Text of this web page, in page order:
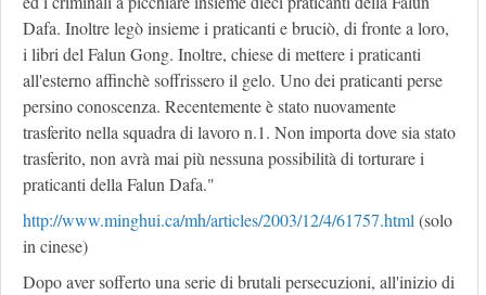
Dafa. Inoltre legò insieme i praticanti e bruciò, di fronte a loro,
i libri del Falun Gong. Inoltre, chiese di mettere i praticanti
all'esterno affinchè soffrissero il gelo. Uno dei praticanti perse
persino conoscenza. Recentemente è stato nuovamente
trasferito nella squadra di lavoro n.1. Non importa dove sia stato
trasferito, non avrà mai più nessuna possibilità di torturare i
praticanti della Falun Dafa."
http://www.minghui.ca/mh/articles/2003/12/4/61757.html(solo
in cinese)
Dopo aver sofferto una serie di brutali persecuzioni, all'inizio di